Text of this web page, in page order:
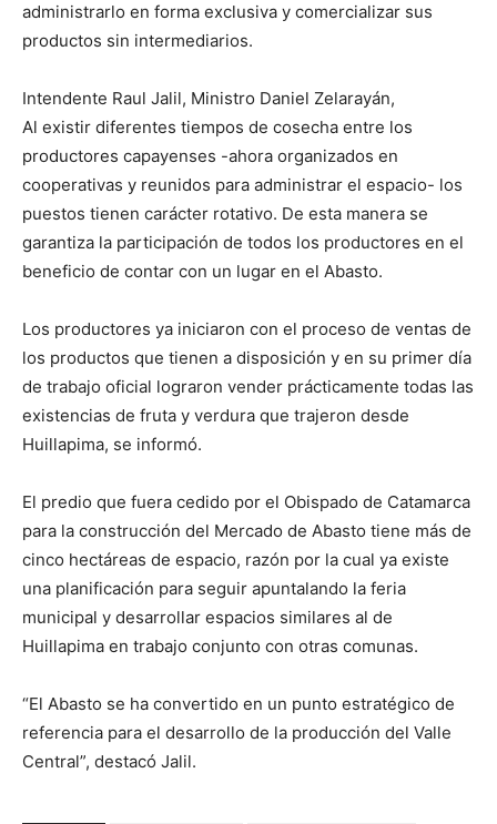
administrarlo en forma exclusiva y comercializar sus
productos sin intermediarios.
Intendente Raul Jalil, Ministro Daniel Zelarayán,
Al existir diferentes tiempos de cosecha entre los
productores capayenses -ahora organizados en
cooperativas y reunidos para administrar el espacio- los
puestos tienen carácter rotativo. De esta manera se
garantiza la participación de todos los productores en el
beneficio de contar con un lugar en el Abasto.
Los productores ya iniciaron con el proceso de ventas de
los productos que tienen a disposición y en su primer día
de trabajo oficial lograron vender prácticamente todas las
existencias de fruta y verdura que trajeron desde
Huillapima, se informó.
El predio que fuera cedido por el Obispado de Catamarca
para la construcción del Mercado de Abasto tiene más de
cinco hectáreas de espacio, razón por la cual ya existe
una planificación para seguir apuntalando la feria
municipal y desarrollar espacios similares al de
Huillapima en trabajo conjunto con otras comunas.
“El Abasto se ha convertido en un punto estratégico de
referencia para el desarrollo de la producción del Valle
Central”, destacó Jalil.